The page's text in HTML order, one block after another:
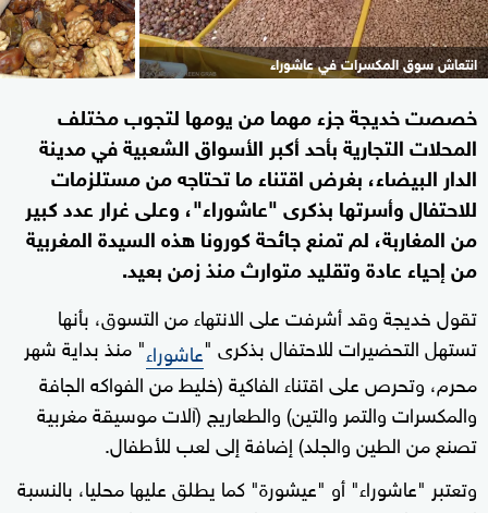
انتعاش سوق المكسرات في عاشوراء
خصصت خديجة جزء مهما من يومها لتجوب مختلف
المحلات التجارية بأحد أكبر الأسواق الشعبية في مدينة
الدار البيضاء، بغرض اقتناء ما تحتاجه من مستلزمات
للاحتفال وأسرتها بذكرى "عاشوراء"، وعلى غرار عدد كبير
من المغاربة، لم تمنع جائحة كورونا هذه السيدة المغربية
من إحياء عادة وتقليد متوارث منذ زمن بعيد.
تقول خديجة وقد أشرفت على الانتهاء من التسوق، بأنها
تستهل التحضيرات للاحتفال بذكرى "عاشوراء" منذ بداية شهر
محرم، وتحرص على اقتناء الفاكية (خليط من الفواكه الجافة
والمكسرات والتمر والتين) والطعاريج (آلات موسيقة مغربية
تصنع من الطين والجلد) إضافة إلى لعب للأطفال.
وتعتبر "عاشوراء" أو "عيشورة" كما يطلق عليها محليا، بالنسبة